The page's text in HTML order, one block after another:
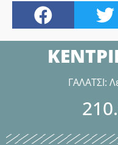
ΓΑΛΑΤΣΙ: